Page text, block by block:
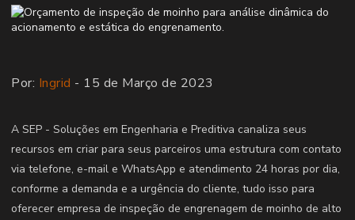
Por: Ingrid - 15 de Março de 2023
A SEP - Soluções em Engenharia e Preditiva canaliza seus
recursos em criar para seus parceiros uma estrutura com contato
via telefone, e-mail e WhatsApp e atendimento 24 horas por dia,
conforme a demanda e a urgência do cliente, tudo isso para
oferecer empresa de inspeção de engrenagem de moinho de alto